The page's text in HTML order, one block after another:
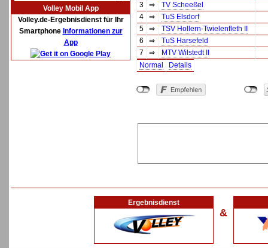
Volley Mobil App
Volley.de-Ergebnisdienst für Ihr
Smartphone Informationen zur
App
3
⇒
TV Scheeßel
4
⇒
TuS Elsdorf
5
⇒
TSV Hollern-Twielenfleth II
6
⇒
TuS Harsefeld
7
⇒
MTV Wilstedt II
Normal
Details
Ergebnisdienst
&